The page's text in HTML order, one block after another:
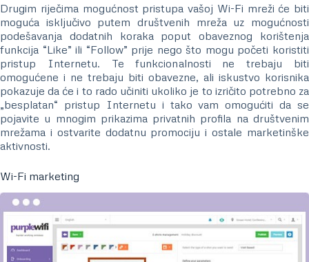
Drugim riječima mogućnost pristupa vašoj Wi-Fi mreži će biti
moguća isključivo putem društvenih mreža uz mogućnosti
podešavanja dodatnih koraka poput obaveznog korištenja
funkcija “Like” ili “Follow” prije nego što mogu početi koristiti
pristup Internetu. Te funkcionalnosti ne trebaju biti
omogućene i ne trebaju biti obavezne, ali iskustvo korisnika
pokazuje da će i to rado učiniti ukoliko je to izričito potrebno za
„besplatan“ pristup Internetu i tako vam omogućiti da se
pojavite u mnogim prikazima privatnih profila na društvenim
mrežama i ostvarite dodatnu promociju i ostale marketinške
aktivnosti.
Wi-Fi marketing